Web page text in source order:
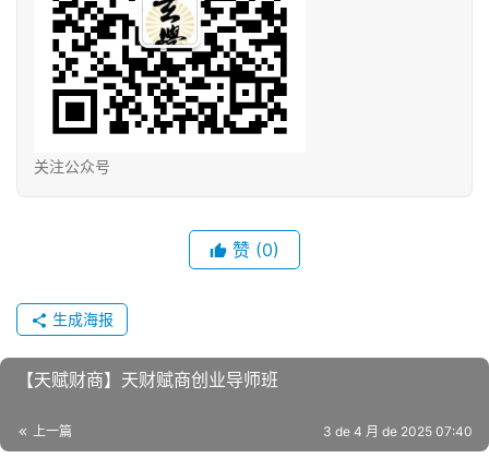
关注公众号
赞 (0)
生成海报
【天赋财商】天财赋‬商创业导师班
上一篇 3 de 4 月 de 2025 07:40